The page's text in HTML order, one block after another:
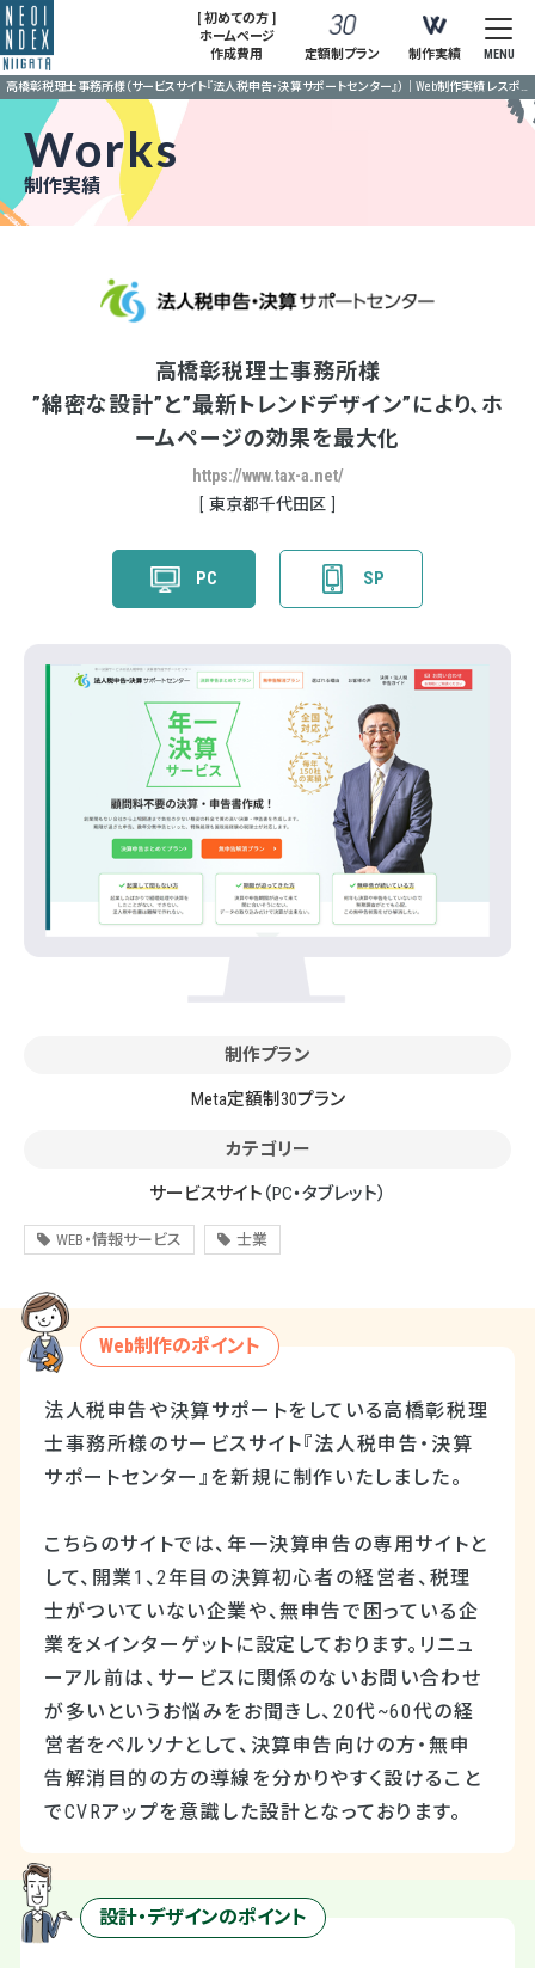
[ 初めての方 ]
ホームページ
作成費用
定額制プラン 制作実績 MENU
Works
制作実績
高橋彰税理士事務所様
”綿密な設計”と”最新トレンドデザイン”により、ホ
ームページの効果を最大化
https://www.tax-a.net/
東京都千代田区
PC SP
制作プラン
Meta定額制30プラン
カテゴリー
サービスサイト （PC・タブレット）
WEB・情報サービス 士業
Web制作のポイント
法人税申告や決算サポートをしている高橋彰税理
士事務所様のサービスサイト『法人税申告・決算
サポートセンター』を新規に制作いたしました。
こちらのサイトでは、年一決算申告の専用サイトと
して、開業1、2年目の決算初心者の経営者、税理
士がついていない企業や、無申告で困っている企
業をメインターゲットに設定しております。リニュ
ーアル前は、サービスに関係のないお問い合わせ
が多いというお悩みをお聞きし、20代~60代の経
営者をペルソナとして、決算申告向けの方・無申
告解消目的の方の導線を分かりやすく設けること
でCVRアップを意識した設計となっております。
設計・デザインのポイント